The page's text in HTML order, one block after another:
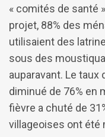
« comités de santé
projet, 88% des
utilisaient des
sous des
auparavant. Le
diminué de 76% en
fièvre a chuté de
villageoises ont été